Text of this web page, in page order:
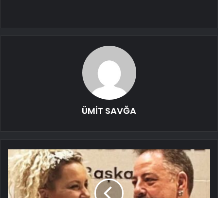
ÜMİT SAVĞA